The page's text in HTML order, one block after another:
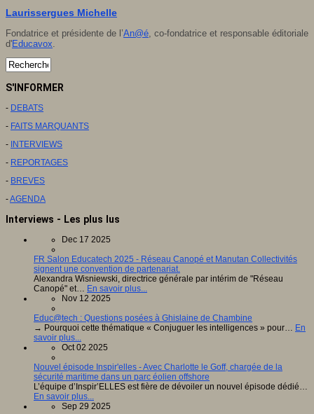
Laurissergues Michelle
Fondatrice et présidente de l’An@é, co-fondatrice et responsable éditoriale
d'Educavox.
S'INFORMER
- DEBATS
- FAITS MARQUANTS
- INTERVIEWS
- REPORTAGES
- BREVES
-AGENDA
Interviews - Les plus lus
Dec 17 2025
FR Salon Educatech 2025 - Réseau Canopé et Manutan Collectivités
signent une convention de partenariat.
Alexandra Wisniewski, directrice générale par intérim de "Réseau
Canopé" et… En savoir plus...
Nov 12 2025
Educ@tech : Questions posées à Ghislaine de Chambine
→ Pourquoi cette thématique « Conjuguer les intelligences » pour… En
savoir plus...
Oct 02 2025
Nouvel épisode Inspir'elles - Avec Charlotte le Goff, chargée de la
sécurité maritime dans un parc éolien offshore
L’équipe d’Inspir’ELLES est fière de dévoiler un nouvel épisode dédié…
En savoir plus...
Sep 29 2025